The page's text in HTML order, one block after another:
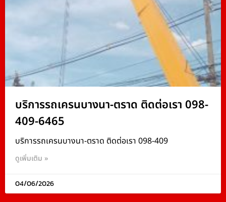
บริการรถเครนบางนา-ตราด ติดต่อเรา 098-
409-6465
บริการรถเครนบางนา-ตราด ติดต่อเรา 098-409
ดูเพิ่มเติม »
04/06/2026